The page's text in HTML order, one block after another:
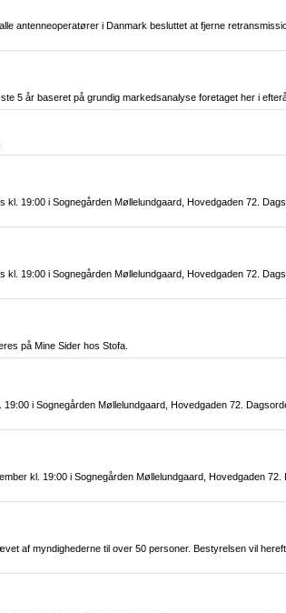
antenneoperatører i Danmark besluttet at fjerne
5 år baseret på grundig markedsanalyse foretaget her i
19:00 i Sognegården Møllelundgaard, Hovedgaden 72.
19:00 i Sognegården Møllelundgaard, Hovedgaden 72.
på Mine Sider hos Stofa.
i Sognegården Møllelundgaard, Hovedgaden 72.
kl. 19:00 i Sognegården Møllelundgaard, Hovedgaden
af myndighederne til over 50 personer. Bestyrelsen vil